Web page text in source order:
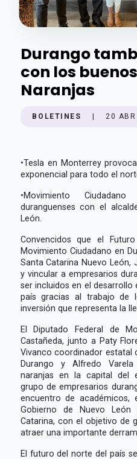
Durango
con los
Naranjas
BOLETINES 20
•Tesla en Monterrey
exponencial para todo el
•Movimiento
duranguenses con el
León.
Convencidos que el
Movimiento Ciudadano en
Santa Catarina Nuevo León,
y vincular a empresarios
ser incluidos en el
país gracias al trabajo de
inversión que representa la
El Diputado Federal de
Castañeda, junto a Paty
Vivanco coordinador estatal
Durango y Alfredo
naranjas en la capital del
grupo de empresarios
encuentro de académicos,
Gobierno de Nuevo
Catarina, con el objetivo de
atraer una importante
El futuro del norte del país